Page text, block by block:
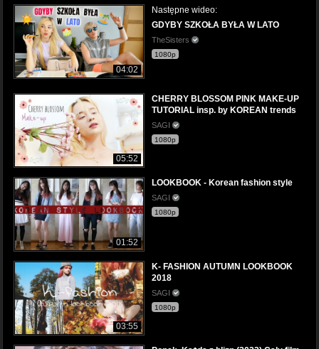
04:02
Następne wideo:
GDYBY SZKOŁA BYŁA W LATO
TheSisters
1080p
05:52
CHERRY BLOSSOM PINK MAKE-UP
TUTORIAL insp. by KOREAN trends
SAGI
1080p
01:52
LOOKBOOK - Korean fashion style
SAGI
1080p
03:55
K- FASHION AUTUMN LOOKBOOK
2018
SAGI
1080p